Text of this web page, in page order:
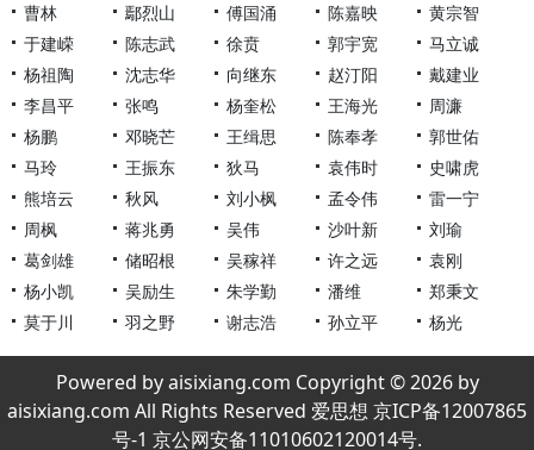
曹林
鄢烈山 傅国涌 陈嘉映
黄宗智
于建嵘
陈志武 徐贲 郭宇宽
马立诚
杨祖陶
沈志华 向继东 赵汀阳
戴建业
李昌平
张鸣 杨奎松 王海光
周濂
杨鹏
邓晓芒 王缉思 陈奉孝
郭世佑
马玲
王振东 狄马 袁伟时
史啸虎
熊培云
秋风 刘小枫 孟令伟
雷一宁
周枫
蒋兆勇 吴伟 沙叶新
刘瑜
葛剑雄
储昭根 吴稼祥 许之远
袁刚
杨小凯
吴励生 朱学勤 潘维
郑秉文
莫于川
羽之野 谢志浩 孙立平 杨光
Powered by aisixiang.com Copyright © 2026 by
aisixiang.com All Rights Reserved 爱思想 京ICP备12007865
号-1 京公网安备11010602120014号.